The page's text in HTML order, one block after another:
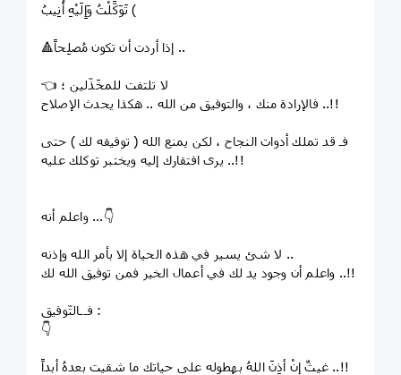
تَوَكَّلْتُ وَإِلَيْهِ أُنِيبُ ﴾
🔺إذا أردت أن تكون مُصلِحاً ..
👈 لا تلتفت للمخَذّلين ؛
فالإرادة منك ، والتوفيق من الله .. هكذا يحدث الإصلاح ..!!
فـ قد تملك أدوات النجاح ، لكن يمنع الله ( توفيقه لك ) حتى
يرى افتقارك إليه ويختبر توكلك عليه ..!!
واعلم أنه ...👇
لا شئ يسير في هذه الحياة إلا بأمر الله وإذنه ..
واعلم أن وجود يد لك في أعمال الخير فمن توفيق الله لك ..!!
فــالتّوفيق :
👇
غيثٌ إنْ أذِنَ اللهُ بهطوله على حياتك ما شقيت بعدهُ أبداً ..!!